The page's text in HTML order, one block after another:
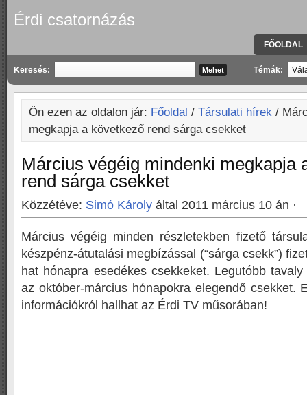
Érdi csatornázás
FŐOLDAL
Keresés: Témák:
Ön ezen az oldalon jár: Főoldal / Társulati hírek /
megkapja a következő rend sárga csekket
Március végéig mindenki megkapja
rend sárga csekket
Közzétéve: Simó Károly által 2011 március 10 án ·
Március végéig minden részletekben fizető
készpénz-átutalási megbízással (“sárga csekk”)
hat hónapra esedékes csekkeket. Legutóbb
az október-március hónapokra elegendő csekket.
információkról hallhat az Érdi TV műsorában!